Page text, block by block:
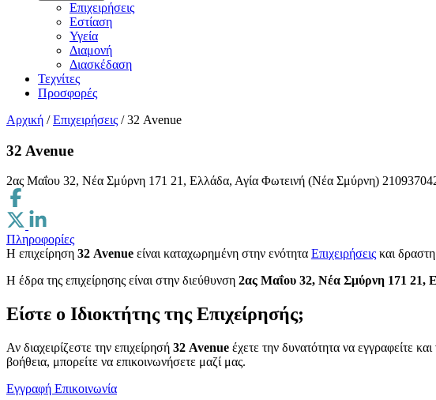
Επιχειρήσεις
Εστίαση
Υγεία
Διαμονή
Διασκέδαση
Τεχνίτες
Προσφορές
Αρχική / Επιχειρήσεις / 32 Avenue
32 Avenue
2ας Μαΐου 32, Νέα Σμύρνη 171 21, Ελλάδα, Αγία Φωτεινή (Νέα Σμύρνη)
Πληροφορίες
Η επιχείρηση 32 Avenue είναι καταχωρημένη στην ενότητα Επιχειρήσεις και
H έδρα της επιχείρησης είναι στην διεύθυνση 2ας Μαΐου 32, Νέα Σμύρνη 171 21,
Είστε ο Ιδιοκτήτης της Επιχείρησής;
Αν διαχειρίζεστε την επιχείρησή 32 Avenue έχετε την δυνατότητα να εγγραφείτε
βοήθεια, μπορείτε να επικοινωνήσετε μαζί μας.
Εγγραφή Επικοινωνία